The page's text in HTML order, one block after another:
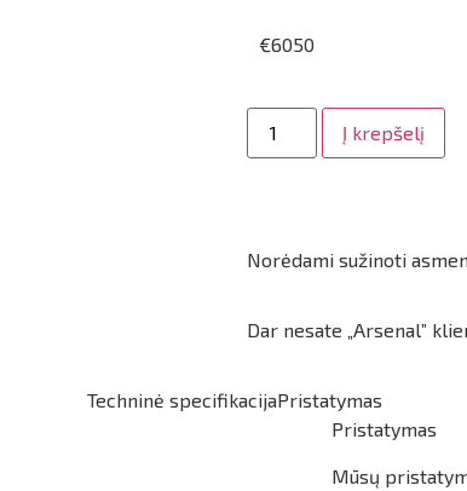
€6050
Į krepšelį
Norėdami sužinoti
Dar nesate „Arsenal”
Techninė specifikacijaPristatymas
Pristatymas
Mūsų